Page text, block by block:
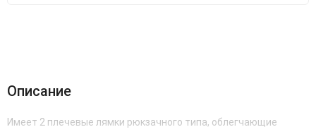
Описание
Имеет 2 плечевые лямки рюкзачного типа, облегчающие